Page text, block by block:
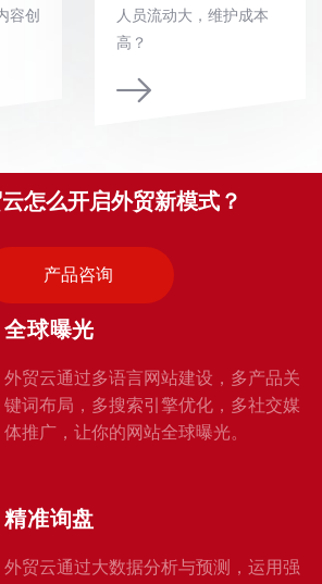
容创
人员流动大，维护成本
高？
怎么开启外贸新模式？
产品咨询
全球曝光
外贸云通过多语言网站建设，多产品关
键词布局，多搜索引擎优化，多社交媒
体推广，让你的网站全球曝光。
精准询盘
外贸云通过大数据分析与预测，运用强